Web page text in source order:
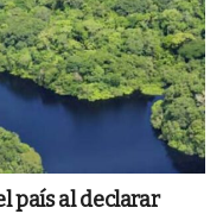
país al declarar